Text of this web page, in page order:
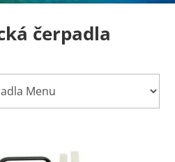
čerpadla